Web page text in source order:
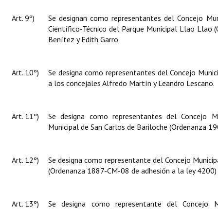
Art. 9º)
Se designan como representantes del Concejo
Científico-Técnico del Parque Municipal Llao Llao
Benítez y Edith Garro.
Art. 10º)
Se designa como representantes del Concejo
a los concejales Alfredo Martín y Leandro Lescano.
Art. 11º)
Se designa como representantes del Concejo
Municipal de San Carlos de Bariloche (Ordenanza
Art. 12º)
Se designa como representante del Concejo
(Ordenanza 1887-CM-08 de adhesión a la ley
Art. 13º)
Se designa como representante del